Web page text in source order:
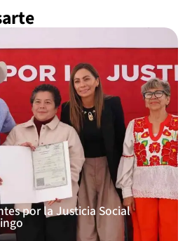
por la Justicia Social